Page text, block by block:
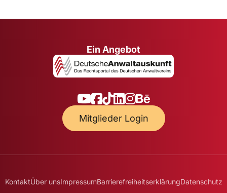
Ein Angebot
Mitglieder Login
KontaktÜber unsImpressumBarrierefreiheitserklärungDatenschutz